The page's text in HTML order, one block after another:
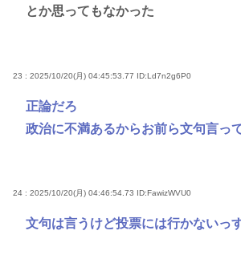
とか思ってもなかった
23 : 2025/10/20(月) 04:45:53.77 ID:Ld7n2g6P0
正論だろ
政治に不満あるからお前ら文句言っ
24 : 2025/10/20(月) 04:46:54.73 ID:FawizWVU0
文句は言うけど投票には行かないっ